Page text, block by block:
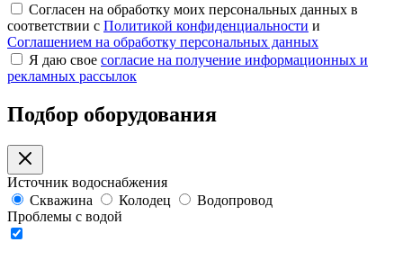
Согласен на обработку моих персональных данных в
соответствии с Политикой конфиденциальности и
Соглашением на обработку персональных данных
Я даю свое согласие на получение информационных и
рекламных рассылок
Подбор оборудования
Источник водоснабжения
Скважина
Колодец
Водопровод
Проблемы с водой